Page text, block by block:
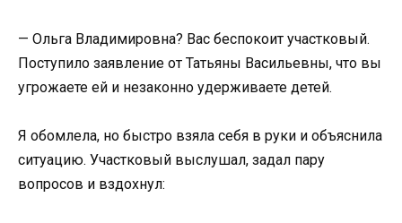
— Ольга Владимировна? Вас беспокоит участковый.
Поступило заявление от Татьяны Васильевны, что вы
угрожаете ей и незаконно удерживаете детей.
Я обомлела, но быстро взяла себя в руки и объяснила
ситуацию. Участковый выслушал, задал пару
вопросов и вздохнул: